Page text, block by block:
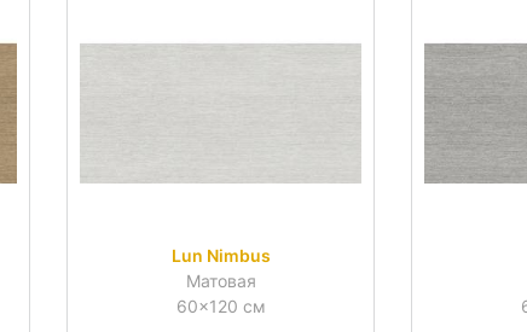
Lun Nimbus
Матовая
60x120 см